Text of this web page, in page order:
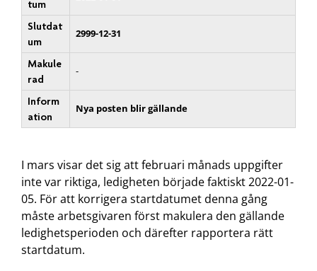
tum
Slutdat
um
2999-12-31
Makule
rad
-
Inform
ation
Nya posten blir gällande
I mars visar det sig att februari månads uppgifter
inte var riktiga, ledigheten började faktiskt 2022-01-
05. För att korrigera startdatumet denna gång
måste arbetsgivaren först makulera den gällande
ledighetsperioden och därefter rapportera rätt
startdatum.